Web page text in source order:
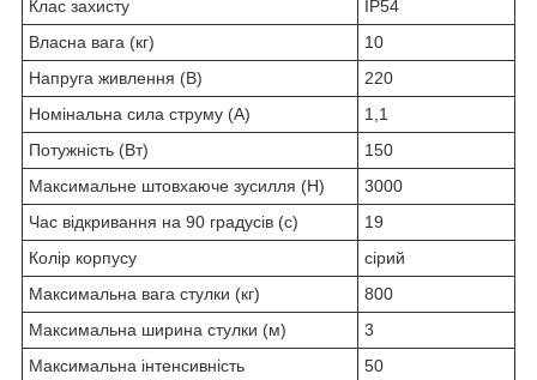
Клас захисту
IP54
Власна вага (кг)
10
Напруга живлення (В)
220
Номінальна сила струму (А)
1,1
Потужність (Вт)
150
Максимальне штовхаюче зусилля (H)
3000
Час відкривання на 90 градусів (с)
19
Колір корпусу
сірий
Максимальна вага стулки (кг)
800
Максимальна ширина стулки (м)
3
Максимальна інтенсивність
50